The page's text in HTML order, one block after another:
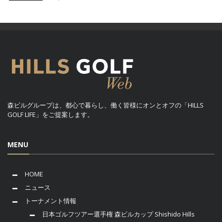
森ビルグループは、都心で暮らし、働く皆様にオンとオフの「HILLS
GOLF LIFE」をご提案します。
MENU
HOME
ニュース
トーナメント情報
日本ゴルフツアー選手権 森ビルカップ Shishido Hills